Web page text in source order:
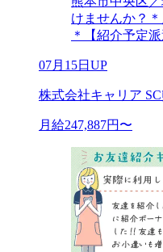
けませんか？
＊【紹介予定派
07月15日UP
株式会社キャリア
月給247,887円〜